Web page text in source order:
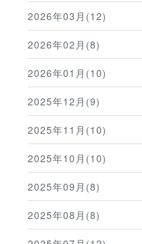
2026年03月(12)
2026年02月(8)
2026年01月(10)
2025年12月(9)
2025年11月(10)
2025年10月(10)
2025年09月(8)
2025年08月(8)